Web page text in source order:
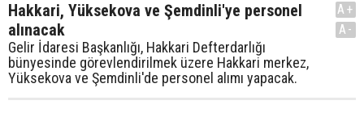
Hakkari, Yüksekova ve Şemdinli'ye personel
alınacak
Gelir İdaresi Başkanlığı, Hakkari Defterdarlığı
bünyesinde görevlendirilmek üzere Hakkari merkez,
Yüksekova ve Şemdinli'de personel alımı yapacak.
A+
A-